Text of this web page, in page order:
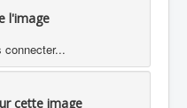
l'image
connecter...
cette image